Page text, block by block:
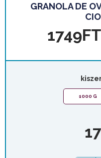
GRANOLA DE
1749FT
1000 G